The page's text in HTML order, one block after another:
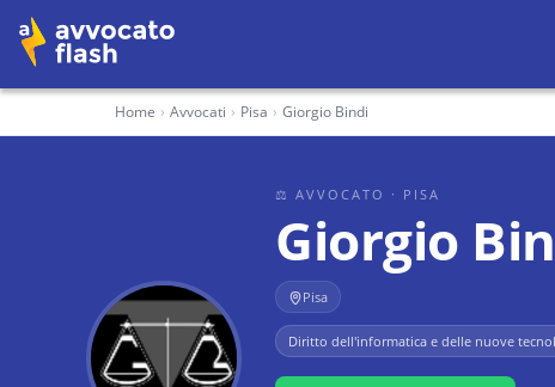
Home › Avvocati › Pisa › Giorgio Bindi
⚖ AVVOCATO · PISA
Giorgio
Pisa
Diritto dell'informatica e delle nuove